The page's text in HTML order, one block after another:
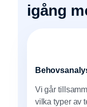
igång
Vi går
vilka typer av